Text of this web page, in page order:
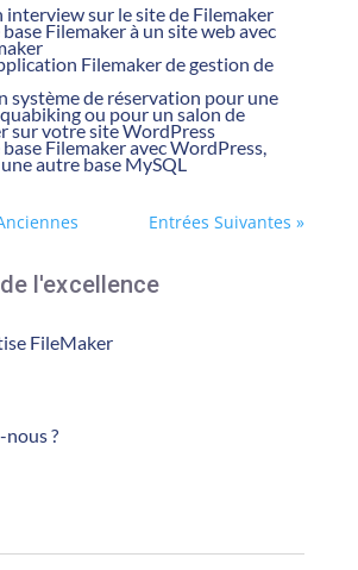
interview sur le site de Filemaker
Filemaker à un site web avec
Filemaker de gestion de
système de réservation pour une
ou pour un salon de
sur votre site WordPress
Filemaker avec WordPress,
autre base MySQL
Entrées Suivantes »
l'excellence
FileMaker
?